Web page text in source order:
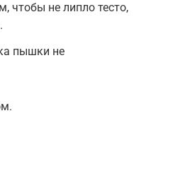
чтобы не липло тесто,
пышки не